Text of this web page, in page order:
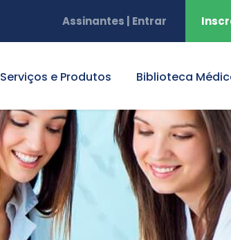
Assinantes | Entrar
Serviços e Produtos Biblioteca